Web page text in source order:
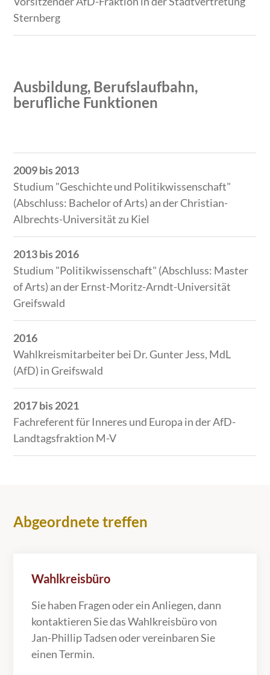
Sternberg
Ausbildung, Berufslaufbahn,
berufliche Funktionen
Zeitraum
Tätigkeit
2009 bis 2013
Studium "Geschichte und Politikwissenschaft"
(Abschluss: Bachelor of Arts) an der Christian-
Albrechts-Universität zu Kiel
2013 bis 2016
Studium "Politikwissenschaft" (Abschluss: Master
of Arts) an der Ernst-Moritz-Arndt-Universität
Greifswald
2016
Wahlkreismitarbeiter bei Dr. Gunter Jess, MdL
(AfD) in Greifswald
2017 bis 2021
Fachreferent für Inneres und Europa in der AfD-
Landtagsfraktion M-V
Abgeordnete treffen
Wahlkreisbüro
Sie haben Fragen oder ein Anliegen, dann
kontaktieren Sie das Wahlkreisbüro von
Jan-Phillip Tadsen oder vereinbaren Sie
einen Termin.